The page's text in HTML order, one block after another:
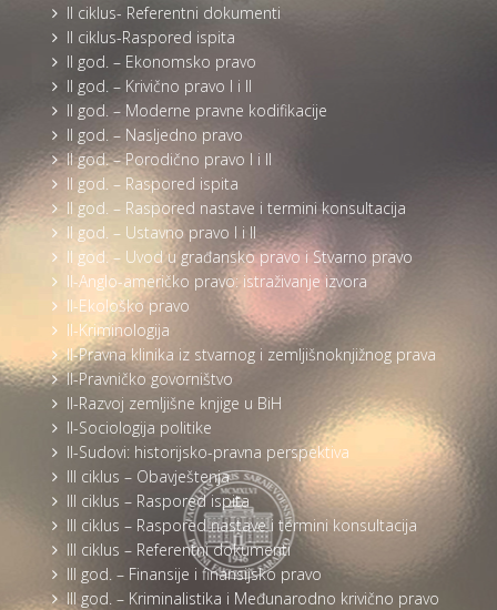
II ciklus- Referentni dokumenti
II ciklus-Raspored ispita
II god. – Ekonomsko pravo
II god. – Krivično pravo I i II
II god. – Moderne pravne kodifikacije
II god. – Nasljedno pravo
II god. – Porodično pravo I i II
II god. – Raspored ispita
II god. – Raspored nastave i termini konsultacija
II god. – Ustavno pravo I i II
II god. – Uvod u građansko pravo i Stvarno pravo
II-Anglo-američko pravo: istraživanje izvora
II-Ekološko pravo
II-Kriminologija
II-Pravna klinika iz stvarnog i zemljišnoknjižnog prava
II-Pravničko govorništvo
II-Razvoj zemljišne knjige u BiH
II-Sociologija politike
II-Sudovi: historijsko-pravna perspektiva
III ciklus – Obavještenja
III ciklus – Raspored ispita
III ciklus – Raspored nastave i termini konsultacija
III ciklus – Referentni dokumenti
III god. – Finansije i finansijsko pravo
III god. – Kriminalistika i Međunarodno krivično pravo